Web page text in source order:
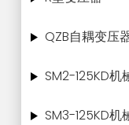
QZB自耦变压
SM2-125KD机
SM3-125KD机